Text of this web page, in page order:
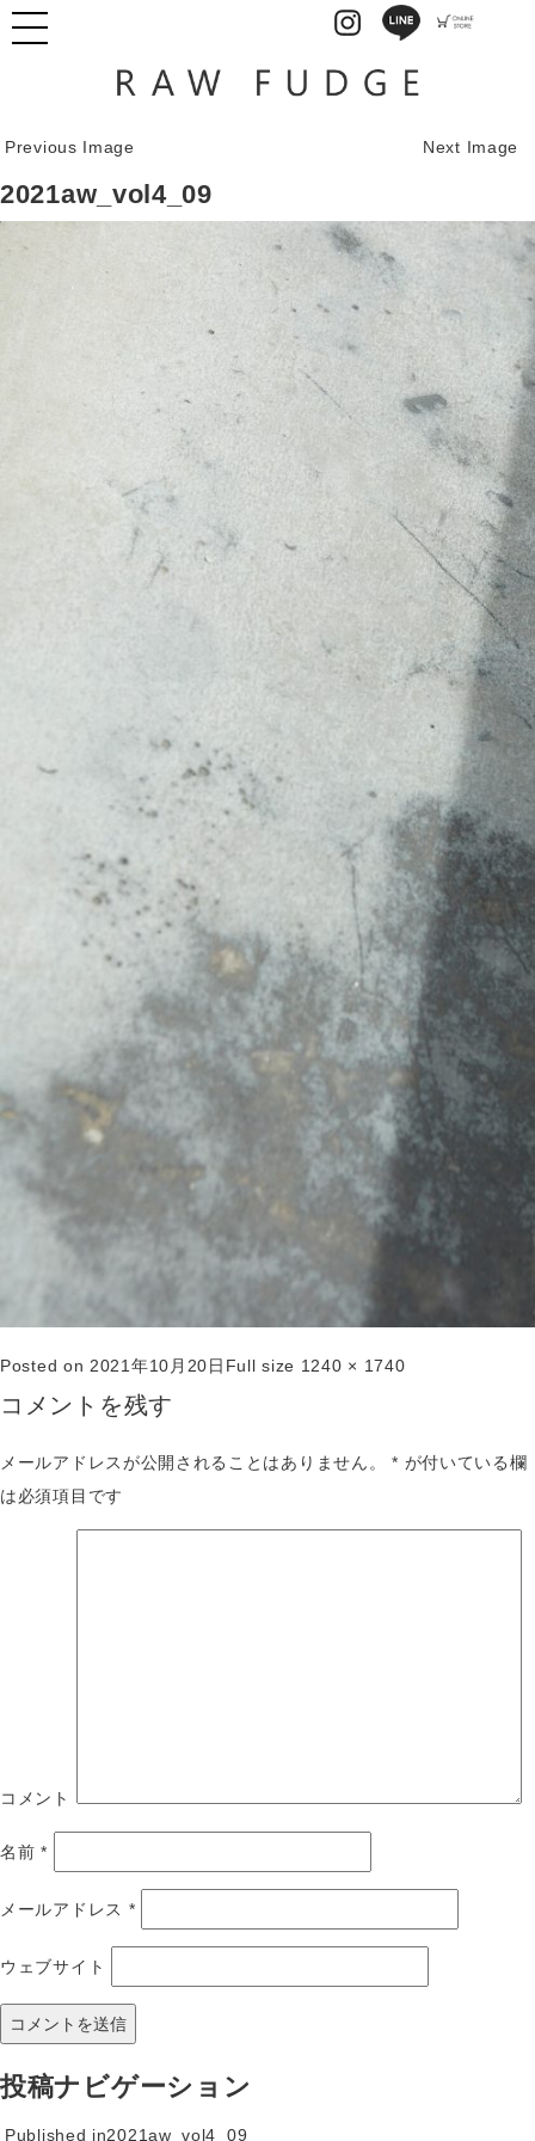
Previous Image Next Image
2021aw_vol4_09
Posted on 2021年10月20日 Full size 1240 × 1740
コメントを残す
メールアドレスが公開されることはありません。 * が付いている欄
は必須項目です
コメント
名前*
メールアドレス *
ウェブサイト
投稿ナビゲーション
Published in2021aw_vol4_09